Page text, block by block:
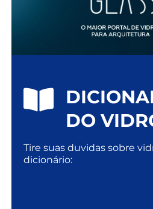
DO
Tire suas duvidas sobre
dicionário: